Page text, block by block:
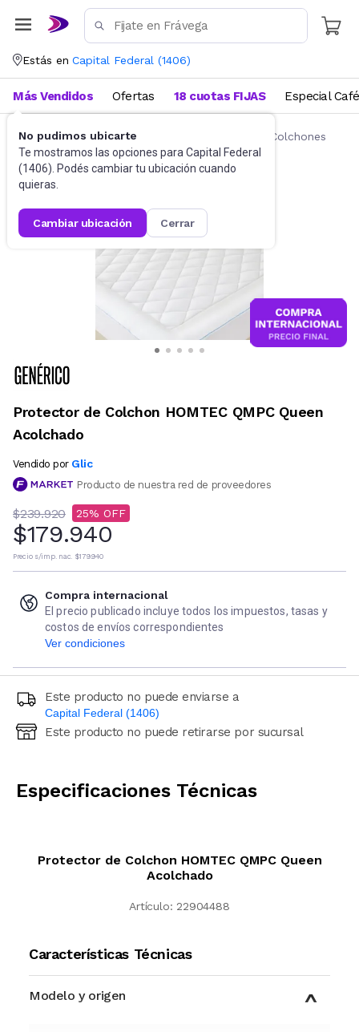
Estás en Capital Federal (1406)
No pudimos ubicarte
Te mostramos las opciones para Capital Federal
(1406). Podés cambiar tu ubicación cuando
quieras.
cambiar ubicación cerrar
Más Vendidos Ofertas 18 cuotas FIJAS Especial Café
Ropa de cama Fundas y Protectores para Colchones
Protector de Colchon HOMTEC QMPC Queen
Acolchado
Vendido por Glic
Producto de nuestra red de proveedores
$239.920 25
$179.940
Precio s/imp. nac. $179.940
Compra internacional
El precio publicado incluye todos los impuestos, tasas y
costos de envíos correspondientes
Ver condiciones
Este producto no puede enviarse a
Capital Federal (1406)
Ingresá código postal (sólo números)
Este producto no puede retirarse por sucursal
Especificaciones Técnicas
Protector de Colchon HOMTEC QMPC Queen
Acolchado
Artículo: 22904488
Características Técnicas
Modelo y origen